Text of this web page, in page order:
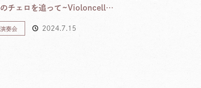
チェロを追って~Violoncell…
演奏会 2024.7.15